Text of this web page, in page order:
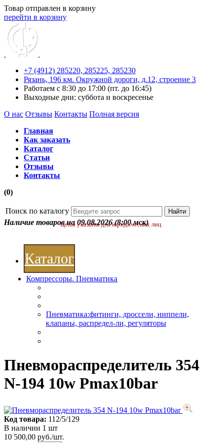
Товар отправлен в корзину
перейти в корзину
+7 (4912) 285220, 285225, 285230
Рязань, 196 км. Окружной дороги, д.12, строение 3
Работаем с 8:30 до 17:00 (пт. до 16:45)
Выходные дни: суббота и воскресенье
О нас Отзывы Контакты Полная версия
Главная
Как заказать
Каталог
Статьи
Отзывы
Контакты
(0)
Поиск по каталогу
Наличие товаров на 09.08.2026 (8:00 мск)
Цены указаны для юридических лиц
Каталог
Компрессоры. Пневматика
Пневматика:фитинги, дроссели, ниппели,
клапаны, распредел-ли, регуляторы
Пневмораспределитель 354
N-194 10w Pmax10bar
Код товара: 112/5/129
В наличии 1 шт
10 500,00 руб./шт.